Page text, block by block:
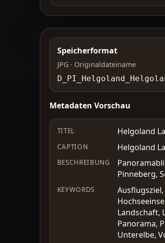
Speicherformat
JPG · Originaldateiname
Metadaten Vorschau
TITEL Helgoland
CAPTION Helgoland
BESCHREIBUNG
Pinneberg,
KEYWORDS
Landschaft,
Panorama,
Unterelbe,